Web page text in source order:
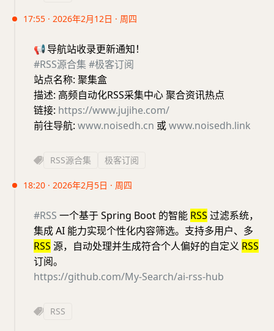
17:55 · 2026年2月12日 · 周四
📢导航站收录更新通知！
#RSS源合集 #极客订阅
站点名称: 聚集盒
描述: 高频自动化RSS采集中心 聚合资讯热点
链接: https://www.jujihe.com/
前往导航: www.noisedh.cn 或www.noisedh.link
RSS源合集 极客订阅
18:20 · 2026年2月5日 · 周四
#RSS 一个基于 Spring Boot 的智能 RSS 过滤系统，
集成 AI 能力实现个性化内容筛选。支持多用户、多
RSS 源，自动处理并生成符合个人偏好的自定义 RSS
订阅。
https://github.com/My-Search/ai-rss-hub
RSS